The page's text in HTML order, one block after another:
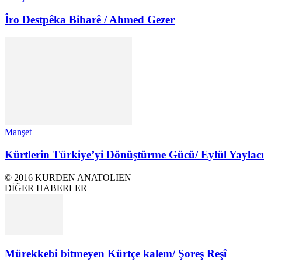
Îro Destpêka Biharê / Ahmed Gezer
Manşet
Kürtlerin Türkiye’yi Dönüştürme Gücü/ Eylül Yaylacı
© 2016 KURDEN ANATOLIEN
DİĞER HABERLER
Mürekkebi bitmeyen Kürtçe kalem/ Şoreş Reşî